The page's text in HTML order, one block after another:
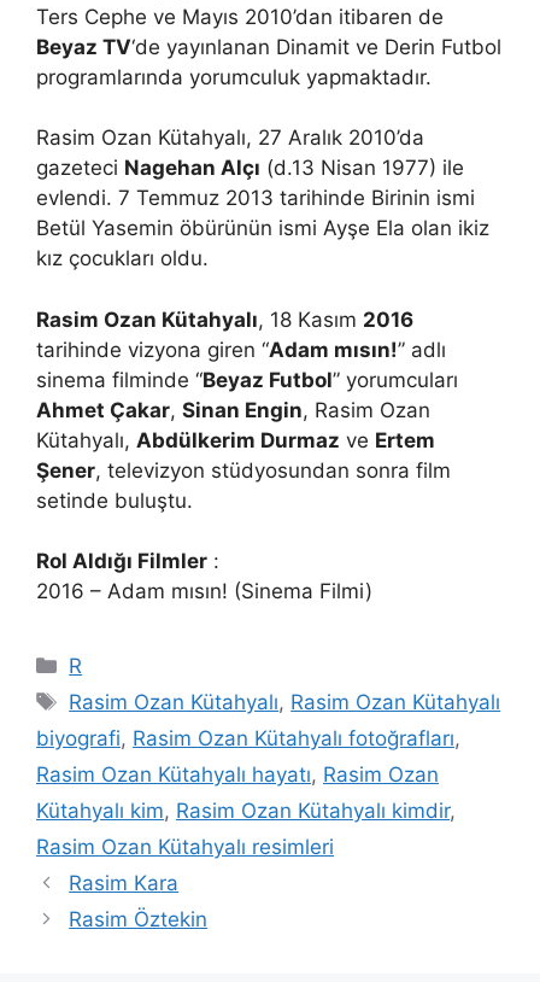
Ters Cephe ve Mayıs 2010’dan itibaren de
Beyaz TV‘de yayınlanan Dinamit ve Derin Futbol
programlarında yorumculuk yapmaktadır.
Rasim Ozan Kütahyalı, 27 Aralık 2010’da
gazeteci Nagehan Alçı (d.13 Nisan 1977) ile
evlendi. 7 Temmuz 2013 tarihinde Birinin ismi
Betül Yasemin öbürünün ismi Ayşe Ela olan ikiz
kız çocukları oldu.
Rasim Ozan Kütahyalı, 18 Kasım 2016
tarihinde vizyona giren “Adam mısın!” adlı
sinema filminde “Beyaz Futbol” yorumcuları
Ahmet Çakar, Sinan Engin, Rasim Ozan
Kütahyalı, Abdülkerim Durmaz ve Ertem
Şener, televizyon stüdyosundan sonra film
setinde buluştu.
Rol Aldığı Filmler :
2016 – Adam mısın! (Sinema Filmi)
Kategoriler
R
Etiketler
Rasim Ozan Kütahyalı, Rasim Ozan Kütahyalı
biyografi, Rasim Ozan Kütahyalı fotoğrafları,
Rasim Ozan Kütahyalı hayatı, Rasim Ozan
Kütahyalı kim, Rasim Ozan Kütahyalı kimdir,
Rasim Ozan Kütahyalı resimleri
Rasim Kara
Rasim Öztekin